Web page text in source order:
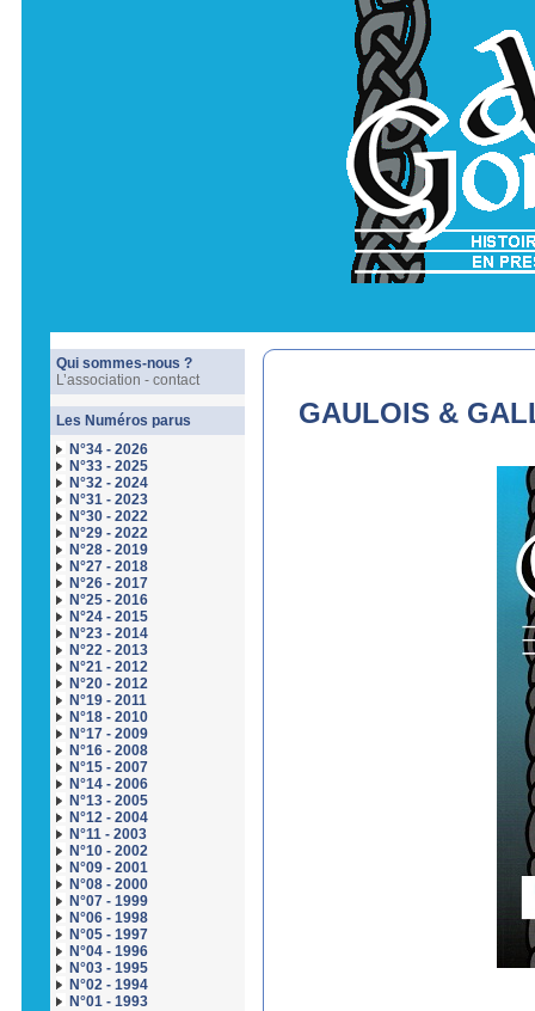
Qui sommes-nous ?
L’association - contact
Les Numéros parus
N°34 - 2026
N°33 - 2025
N°32 - 2024
N°31 - 2023
N°30 - 2022
N°29 - 2022
N°28 - 2019
N°27 - 2018
N°26 - 2017
N°25 - 2016
N°24 - 2015
N°23 - 2014
N°22 - 2013
N°21 - 2012
N°20 - 2012
N°19 - 2011
N°18 - 2010
N°17 - 2009
N°16 - 2008
N°15 - 2007
N°14 - 2006
N°13 - 2005
N°12 - 2004
N°11 - 2003
N°10 - 2002
N°09 - 2001
N°08 - 2000
N°07 - 1999
N°06 - 1998
N°05 - 1997
N°04 - 1996
N°03 - 1995
N°02 - 1994
N°01 - 1993
GAULOIS &